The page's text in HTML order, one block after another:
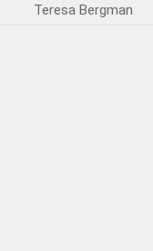
Teresa Bergman